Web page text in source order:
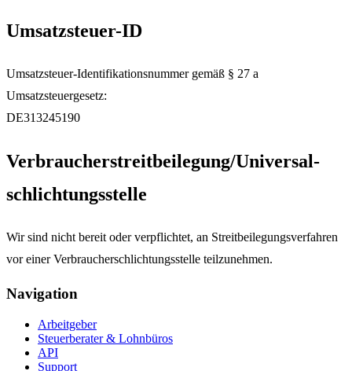
Umsatzsteuer-ID
Umsatzsteuer-Identifikationsnummer gemäß § 27 a
Umsatzsteuergesetz:
DE313245190
Verbraucher­streit­beilegung/Universal­
schlichtungs­stelle
Wir sind nicht bereit oder verpflichtet, an Streitbeilegungsverfahren
vor einer Verbraucherschlichtungsstelle teilzunehmen.
Navigation
Arbeitgeber
Steuerberater & Lohnbüros
API
Support